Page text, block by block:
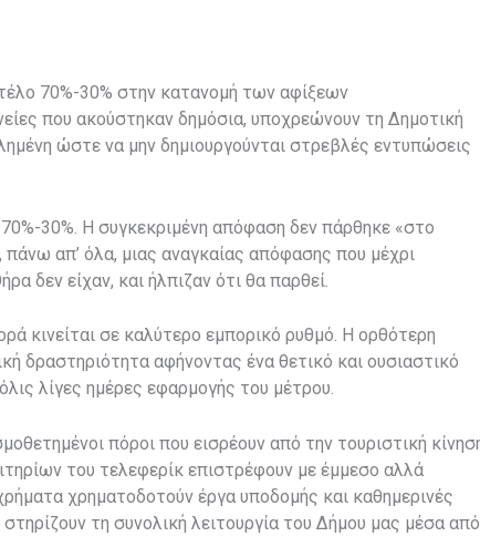
70%-30% στην κατανομή των αφίξεων
που ακούστηκαν δημόσια, υποχρεώνουν τη Δημοτική
ώστε να μην δημιουργούνται στρεβλές εντυπώσεις
30%. Η συγκεκριμένη απόφαση δεν πάρθηκε «στο
πάνω απ’ όλα, μιας αναγκαίας απόφασης που μέχρι
δεν είχαν, και ήλπιζαν ότι θα παρθεί.
κινείται σε καλύτερο εμπορικό ρυθμό. Η ορθότερη
δραστηριότητα αφήνοντας ένα θετικό και ουσιαστικό
λίγες ημέρες εφαρμογής του μέτρου.
πόροι που εισρέουν από την τουριστική
του τελεφερίκ επιστρέφουν με έμμεσο αλλά
χρηματοδοτούν έργα υποδομής και καθημερινές
τη συνολική λειτουργία του Δήμου μας μέσα από